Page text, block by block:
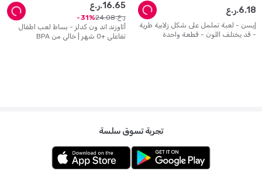
إيسن - لعبة تململ على شكل زلابية طرية
- قد يختلف اللون - قطعة واحدة
ر.ع.6.18
أثاوزند اند ون كدلز - بساط لعب اطفال
تفاعلي +0 شهر | خالي من BPA
ر.ع.16.65
ر.ع. 24.08
31
تجربة تسوق سلسة